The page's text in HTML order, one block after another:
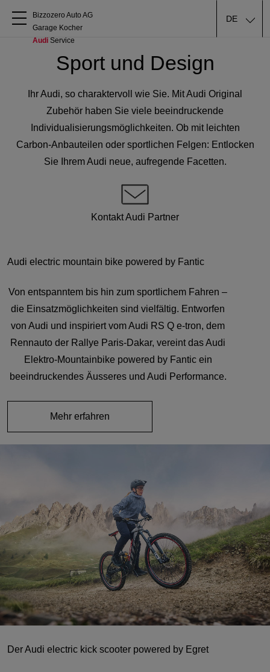
Audi kaufen
Service & Reparatur
Audi Original Zubehör
Bizzozero Auto AG
Garage Kocher
Audi Service
DE
Sport und Design
Ihr Audi, so charaktervoll wie Sie. Mit Audi Original
Zubehör haben Sie viele beeindruckende
Individualisierungsmöglichkeiten. Ob mit leichten
Carbon-Anbauteilen oder sportlichen Felgen: Entlocken
Sie Ihrem Audi neue, aufregende Facetten.
Kontakt Audi Partner
Audi electric mountain bike powered by Fantic
Von entspanntem bis hin zum sportlichem Fahren –
die Einsatzmöglichkeiten sind vielfältig. Entworfen
von Audi und inspiriert vom Audi RS Q e-tron, dem
Rennauto der Rallye Paris-Dakar, vereint das Audi
Elektro-Mountainbike powered by Fantic ein
beeindruckendes Äusseres und Audi Performance.
Mehr erfahren
Der Audi electric kick scooter powered by Egret